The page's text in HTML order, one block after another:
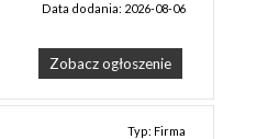
Data dodania: 2026-08-06
Zobacz ogłoszenie
Typ: Firma